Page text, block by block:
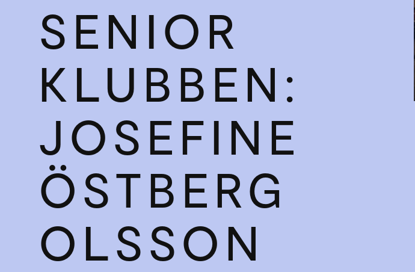
SENIOR­
KLUBBEN:
JOSEFINE
ÖSTBERG
OLSSON